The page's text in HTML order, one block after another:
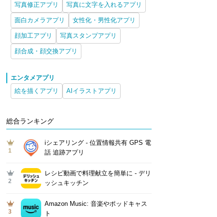
写真修正アプリ 写真に文字を入れるアプリ
面白カメラアプリ 女性化・男性化アプリ
顔加工アプリ 写真スタンプアプリ
顔合成・顔交換アプリ
エンタメアプリ
絵を描くアプリ
AIイラストアプリ
総合ランキング
1
iシェアリング - 位置情報共有 GPS 電
話 追跡アプリ
2
レシピ動画で料理献立を簡単‪に - デリ
ッシュキッチン
3
Amazon Music: 音楽やポッドキャス
ト